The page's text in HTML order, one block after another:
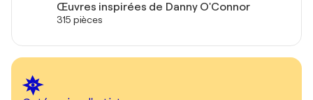
Œuvres inspirées de Danny O'Connor
315 pièces